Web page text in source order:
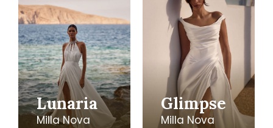
Lunaria
Milla Nova
Glimpse
Milla Nova